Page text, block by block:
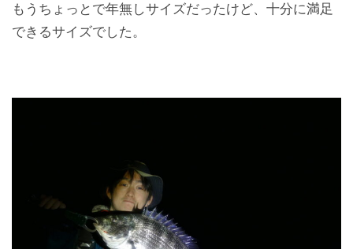
もうちょっとで年無しサイズだったけど、十分に満足
できるサイズでした。